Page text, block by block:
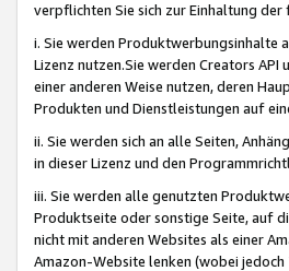
verpflichten Sie sich zur Einhaltung
i. Sie werden Produktwerbungsinhalte
Lizenz nutzen.Sie werden Creators
einer anderen Weise nutzen, deren
Produkten und Dienstleistungen auf
ii. Sie werden sich an alle Seiten,
in dieser Lizenz und den
iii. Sie werden alle genutzten
Produktseite oder sonstige Seite, auf
nicht mit anderen Websites als einer
Amazon-Website lenken (wobei